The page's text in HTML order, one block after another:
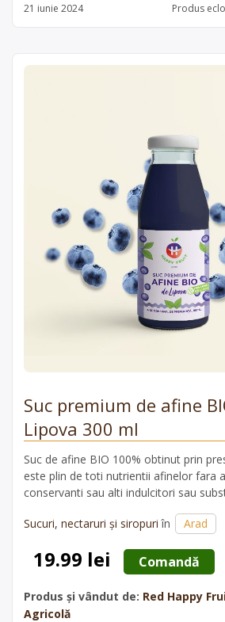
21 iunie 2024 Produs
Suc premium de afine
Lipova 300 ml
Suc de afine BIO 100% obtinut prin
este plin de toti nutrientii afinelor fara
conservanti sau alti indulcitori sau
alese bob cu bob si pline de energie.
Sucuri, nectaruri și siropuri în Arad
19.99 lei Comandă
Produs și vândut de: Red Happy
Agricolă